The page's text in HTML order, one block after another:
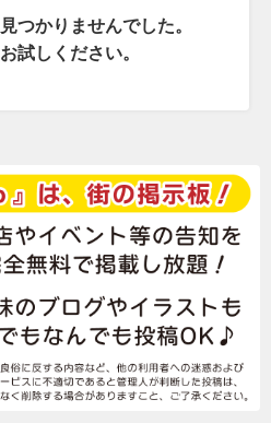
つかりませんでした。
試しください。